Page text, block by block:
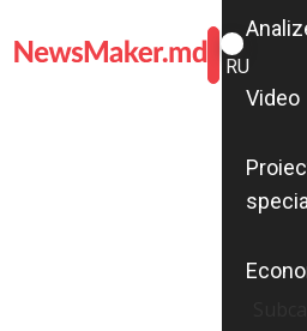
ROMÂNĂ
RU
Video